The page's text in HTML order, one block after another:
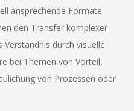
ansprechende Formate
den Transfer komplexer
durch visuelle
bei Themen von Vorteil,
von Prozessen oder